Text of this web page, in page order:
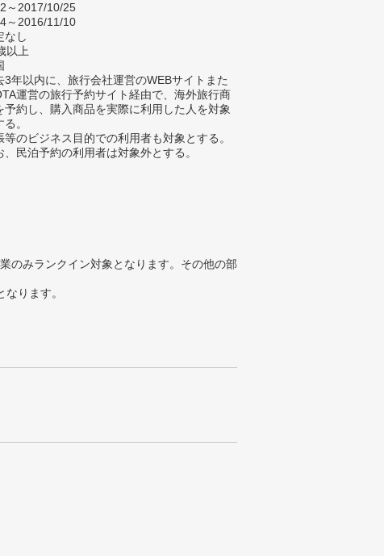
～2017/10/25
～2016/11/10
なし
以上
3年以内に、旅行会社運営のWEBサイトまた
運営の旅行予約サイト経由で、海外旅行商
予約し、購入商品を実際に利用した人を対象
る。
等のビジネス目的での利用者も対象とする。
、民泊予約の利用者は対象外とする。
のみランクイン対象となります。その他の部
ります。